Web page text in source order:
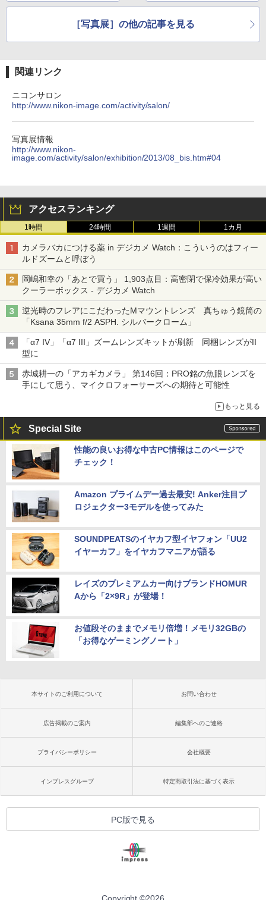
［写真展］の他の記事を見る
関連リンク
ニコンサロン
http://www.nikon-image.com/activity/salon/
写真展情報
http://www.nikon-
image.com/activity/salon/exhibition/2013/08_bis.htm#04
アクセスランキング
1時間 24時間 1週間 1カ月
カメラバカにつける薬 in デジカメ Watch：こういうのはフィー
ルドズームと呼ぼう
岡嶋和幸の「あとで買う」 1,903点目：高密閉で保冷効果が高い
クーラーボックス - デジカメ Watch
逆光時のフレアにこだわったMマウントレンズ 真ちゅう鏡筒の
「Ksana 35mm f/2 ASPH. シルバークローム」
「α7 IV」「α7 III」ズームレンズキットが刷新 同梱レンズがII
型に
赤城耕一の「アカギカメラ」 第146回：PRO銘の魚眼レンズを
手にして思う、マイクロフォーサーズへの期待と可能性
もっと見る
Special Site
性能の良いお得な中古PC情報はこのページで
チェック！
Amazon プライムデー過去最安! Anker注目プ
ロジェクター3モデルを使ってみた
SOUNDPEATSのイヤカフ型イヤフォン「UU2
イヤーカフ」をイヤカフマニアが語る
レイズのプレミアムカー向けブランドHOMUR
Aから「2×9R」が登場！
お値段そのままでメモリ倍増！メモリ32GBの
「お得なゲーミングノート」
本サイトのご利用について お問い合わせ
広告掲載のご案内 編集部へのご連絡
プライバシーポリシー 会社概要
インプレスグループ 特定商取引法に基づく表示
PC版で見る